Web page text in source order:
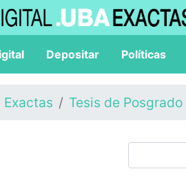
Depositar Políticas
Tesis de Posgrado